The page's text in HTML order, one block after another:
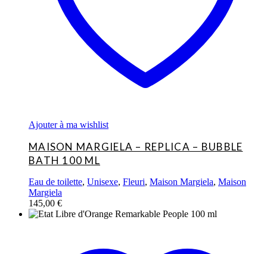
Ajouter à ma wishlist
MAISON MARGIELA – REPLICA – BUBBLE
BATH 100 ML
Eau de toilette, Unisexe, Fleuri, Maison Margiela, Maison
Margiela
145,00 €